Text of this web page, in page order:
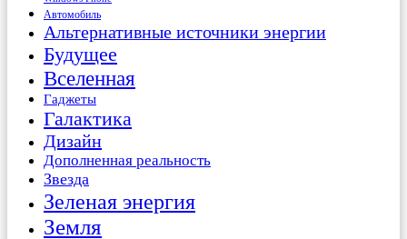
Автомобиль
Альтернативные источники энергии
Будущее
Вселенная
Гаджеты
Галактика
Дизайн
Дополненная реальность
Звезда
Зеленая энергия
Земля